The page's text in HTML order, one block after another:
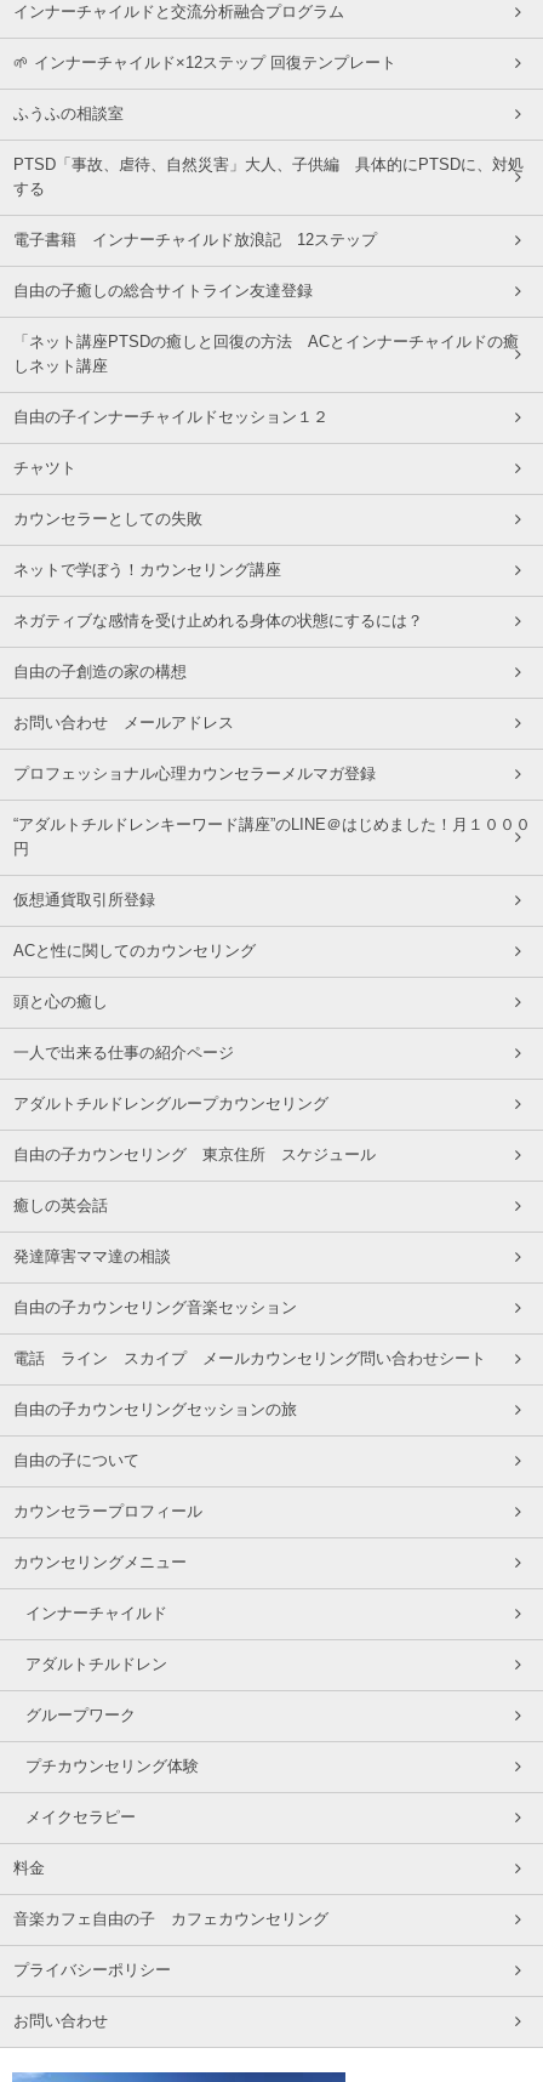
インナーチャイルドと交流分析融合プログラム
🌱 インナーチャイルド×12ステップ 回復テンプレート
ふうふの相談室
PTSD「事故、虐待、自然災害」大人、子供編 具体的にPTSDに、対処
する
電子書籍 インナーチャイルド放浪記 12ステップ
自由の子癒しの総合サイトライン友達登録
「ネット講座PTSDの癒しと回復の方法 ACとインナーチャイルドの癒
しネット講座
自由の子インナーチャイルドセッション１２
チャツト
カウンセラーとしての失敗
ネットで学ぼう！カウンセリング講座
ネガティブな感情を受け止めれる身体の状態にするには？
自由の子創造の家の構想
お問い合わせ メールアドレス
プロフェッショナル心理カウンセラーメルマガ登録
“アダルトチルドレンキーワード講座”のLINE＠はじめました！月１０００
円
仮想通貨取引所登録
ACと性に関してのカウンセリング
頭と心の癒し
一人で出来る仕事の紹介ページ
アダルトチルドレングループカウンセリング
自由の子カウンセリング 東京住所 スケジュール
癒しの英会話
発達障害ママ達の相談
自由の子カウンセリング音楽セッション
電話 ライン スカイプ メールカウンセリング問い合わせシート
自由の子カウンセリングセッションの旅
自由の子について
カウンセラープロフィール
カウンセリングメニュー
インナーチャイルド
アダルトチルドレン
グループワーク
プチカウンセリング体験
メイクセラピー
料金
音楽カフェ自由の子 カフェカウンセリング
プライバシーポリシー
お問い合わせ